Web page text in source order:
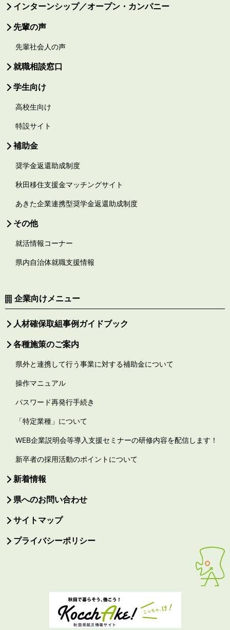
インターンシップ／オープン・カンパニー
先輩の声
先輩社会人の声
就職相談窓口
学生向け
高校生向け
特設サイト
補助金
奨学金返還助成制度
秋田移住支援金マッチングサイト
あきた企業連携型奨学金返還助成制度
その他
就活情報コーナー
県内自治体就職支援情報
企業向けメニュー
人材確保取組事例ガイドブック
各種施策のご案内
県外と連携して行う事業に対する補助金について
操作マニュアル
パスワード再発行手続き
「特定業種」について
WEB企業説明会等導入支援セミナーの研修内容を配信します！
新卒者の採用活動のポイントについて
新着情報
県へのお問い合わせ
サイトマップ
プライバシーポリシー